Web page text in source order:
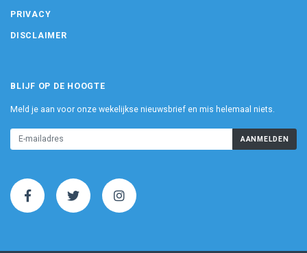
PRIVACY
DISCLAIMER
BLIJF OP DE HOOGTE
Meld je aan voor onze wekelijkse nieuwsbrief en mis helemaal niets.
AANMELDEN